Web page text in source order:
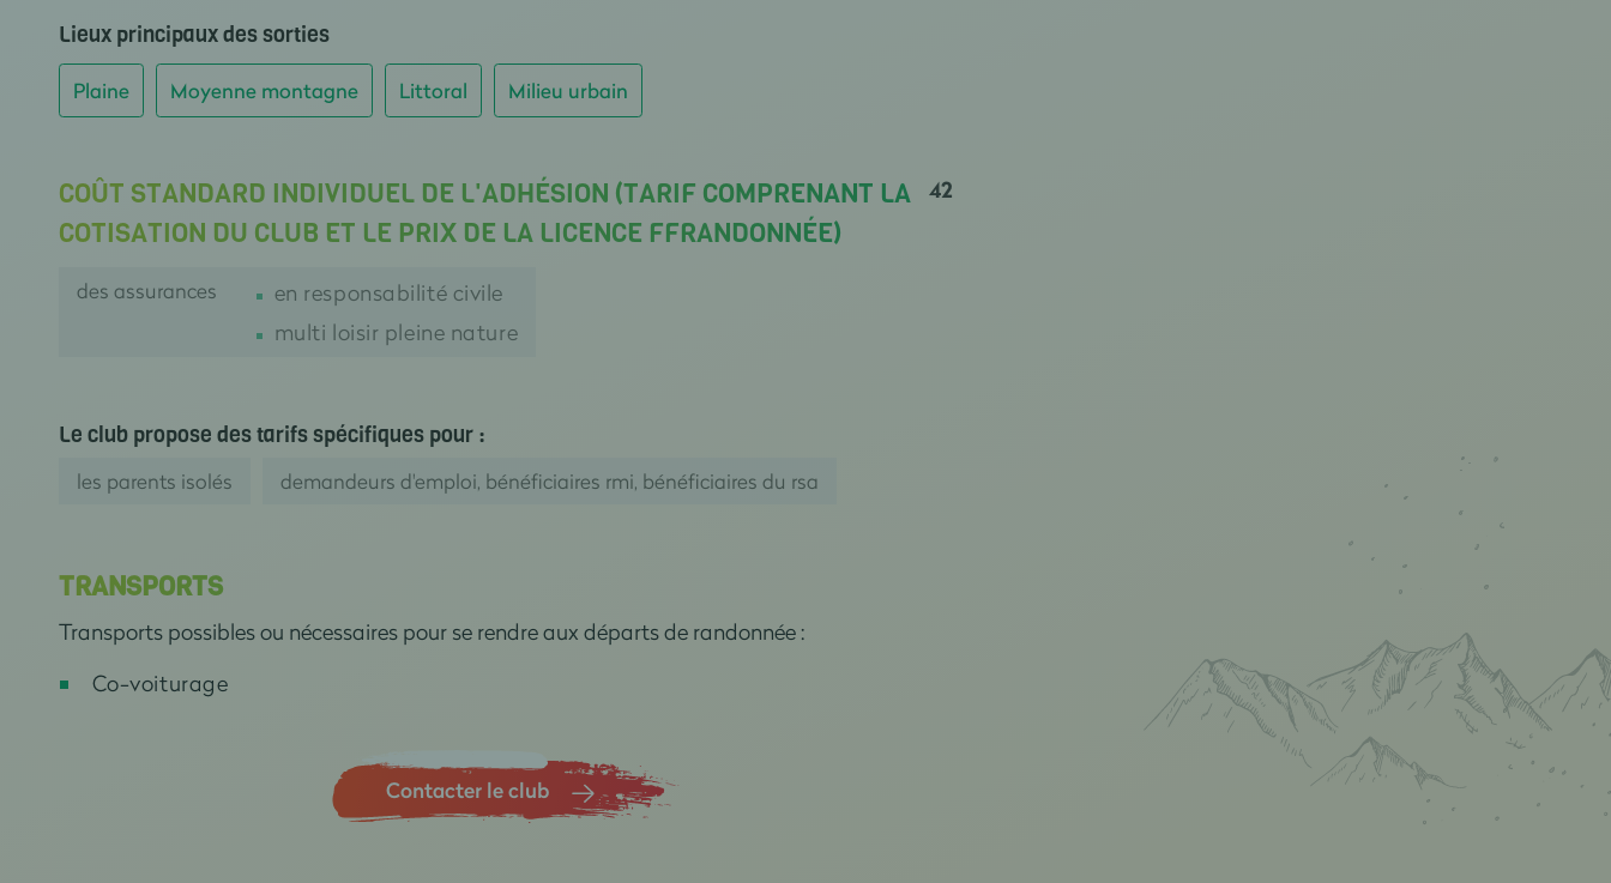
Lieux principaux des sorties
Plaine Moyenne montagne Littoral Milieu urbain
COÛT STANDARD INDIVIDUEL DE L'ADHÉSION (TARIF COMPRENANT LA
COTISATION DU CLUB ET LE PRIX DE LA LICENCE FFRANDONNÉE)
42
des assurances
en responsabilité civile
multi loisir pleine nature
Le club propose des tarifs spécifiques pour :
les parents isolés demandeurs d'emploi, bénéficiaires rmi, bénéficiaires du rsa
TRANSPORTS
Transports possibles ou nécessaires pour se rendre aux départs de randonnée :
Co-voiturage
Contacter le club